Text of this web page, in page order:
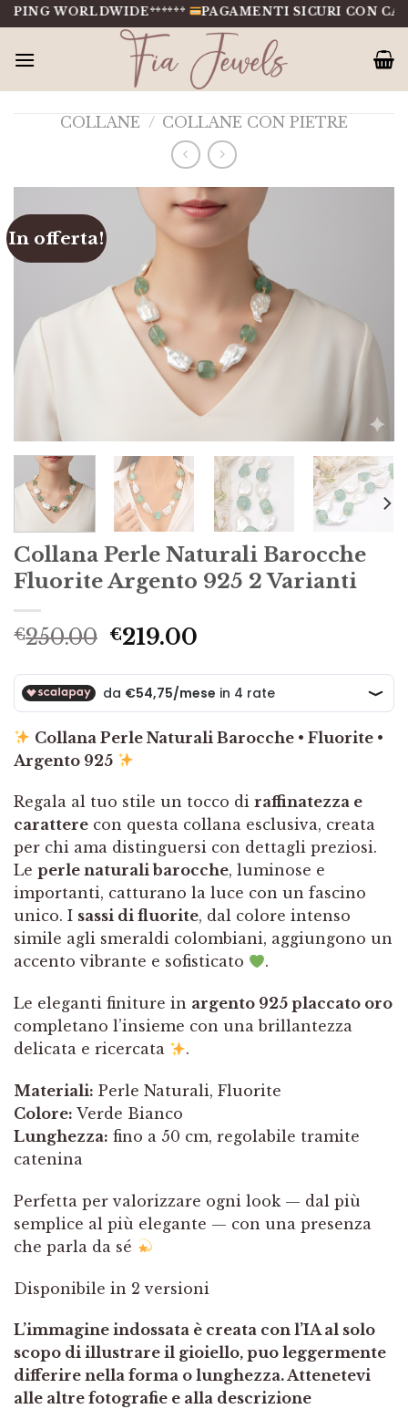
Salta
al
contenuto
WORLDWIDE****** PAGAMENTI SICURI CON
COLLANE / COLLANE CON PIETRE
In offerta!
Collana Perle Naturali Barocche
Fluorite Argento 925 2 Varianti
€250.00 Il
originale
era:
€219.00
attuale
è:
Collana Perle Naturali Barocche • Fluorite •
Argento 925
Regala al tuo stile un tocco di raffinatezza e
carattere con questa collana esclusiva, creata
per chi ama distinguersi con dettagli preziosi.
Le perle naturali barocche, luminose e
importanti, catturano la luce con un fascino
unico. I sassi di fluorite, dal colore intenso
simile agli smeraldi colombiani, aggiungono un
accento vibrante e sofisticato
.
Le eleganti finiture in argento 925 placcato oro
completano l’insieme con una brillantezza
delicata e ricercata
.
Materiali: Perle Naturali, Fluorite
Colore: Verde Bianco
Lunghezza: fino a 50 cm, regolabile tramite
catenina
Perfetta per valorizzare ogni look — dal più
semplice al più elegante — con una presenza
che parla da sé
Disponibile in 2 versioni
L’immagine indossata è creata con l’IA al solo
scopo di illustrare il gioiello, puo leggermente
differire nella forma o lunghezza. Attenetevi
alle altre fotografie e alla descrizione